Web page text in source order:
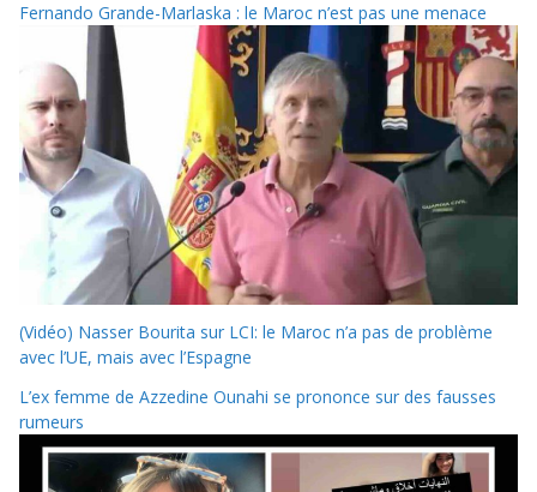
Fernando Grande-Marlaska : le Maroc n’est pas une menace
(Vidéo) Nasser Bourita sur LCI: le Maroc n’a pas de problème
avec l’UE, mais avec l’Espagne
L’ex femme de Azzedine Ounahi se prononce sur des fausses
rumeurs